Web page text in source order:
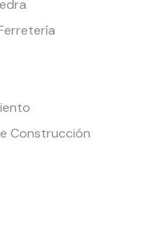
Construcción